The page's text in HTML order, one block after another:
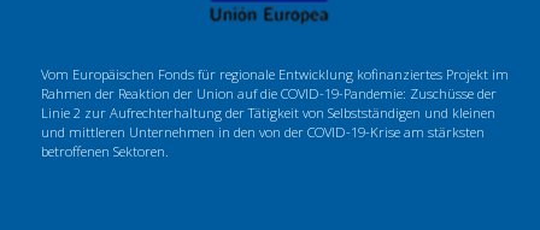
Vom Europäischen Fonds für regionale Entwicklung kofinanziertes Projekt im
Rahmen der Reaktion der Union auf die COVID-19-Pandemie: Zuschüsse der
Linie 2 zur Aufrechterhaltung der Tätigkeit von Selbstständigen und kleinen
und mittleren Unternehmen in den von der COVID-19-Krise am stärksten
betroffenen Sektoren.